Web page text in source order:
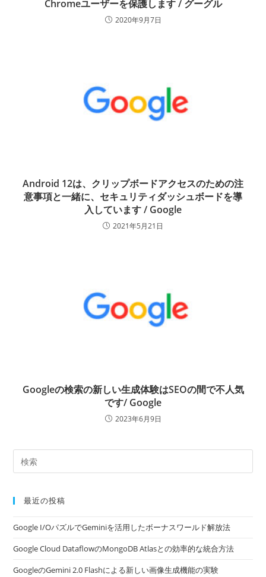
Chromeユーザーを保護します / グーグル
2020年9月7日
Android 12は、クリップボードアクセスのための注
意事項と一緒に、セキュリティダッシュボードを導
入しています / Google
2021年5月21日
Googleの検索の新しい生成体験はSEOの間で不人気
です/ Google
2023年6月9日
最近の投稿
Google I/OパズルでGeminiを活用したボーナスワールド解放法
Google Cloud DataflowのMongoDB Atlasとの効率的な統合方法
GoogleのGemini 2.0 Flashによる新しい画像生成機能の実験